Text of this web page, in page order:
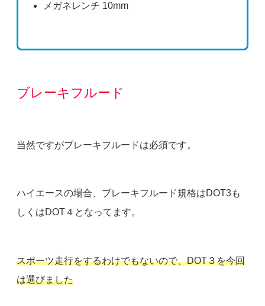
メガネレンチ 10mm
ブレーキフルード
当然ですがブレーキフルードは必須です。
ハイエースの場合、ブレーキフルード規格はDOT3も
しくはDOT４となってます。
スポーツ走行をするわけでもないので、DOT３を今回
は選びました